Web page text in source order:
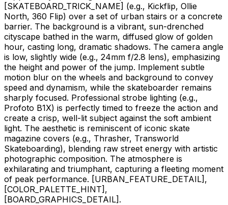
[SKATEBOARD_TRICK_NAME] (e.g., Kickflip, Ollie
North, 360 Flip) over a set of urban stairs or a concrete
barrier. The background is a vibrant, sun-drenched
cityscape bathed in the warm, diffused glow of golden
hour, casting long, dramatic shadows. The camera angle
is low, slightly wide (e.g., 24mm f/2.8 lens), emphasizing
the height and power of the jump. Implement subtle
motion blur on the wheels and background to convey
speed and dynamism, while the skateboarder remains
sharply focused. Professional strobe lighting (e.g.,
Profoto B1X) is perfectly timed to freeze the action and
create a crisp, well-lit subject against the soft ambient
light. The aesthetic is reminiscent of iconic skate
magazine covers (e.g., Thrasher, Transworld
Skateboarding), blending raw street energy with artistic
photographic composition. The atmosphere is
exhilarating and triumphant, capturing a fleeting moment
of peak performance. [URBAN_FEATURE_DETAIL] ,
[COLOR_PALETTE_HINT] ,
[BOARD_GRAPHICS_DETAIL] .